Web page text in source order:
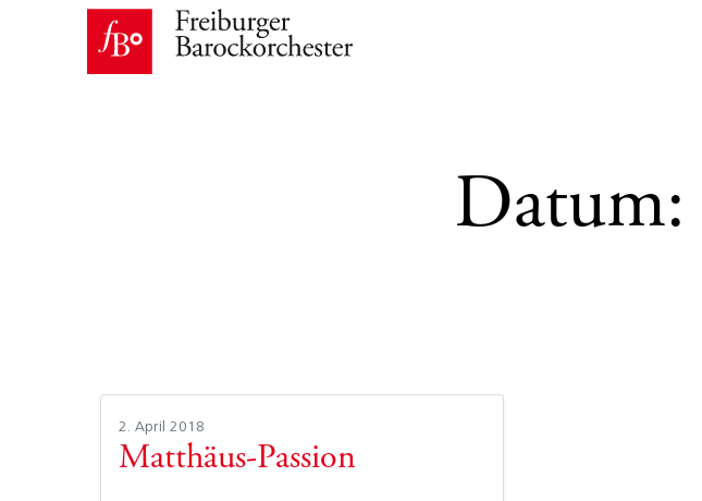
Datum:
2. April 2018
Matthäus-Passion